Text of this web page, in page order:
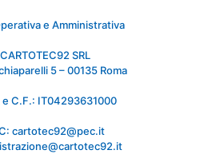
e Amministrativa
CARTOTEC92 SRL
5 – 00135 Roma
e C.F.: IT04293631000
cartotec92@pec.it